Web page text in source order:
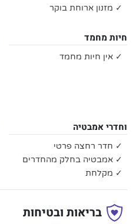
✓ מזנון ארוחת בוקר
חיות מחמד
✓ אין חיות מחמד
וחדרי אמבטיה
✓ חדר רחצה פרטי
✓ אמבטיה בחלק מהחדרים
✓ מקלחת
בריאות ובטיחות